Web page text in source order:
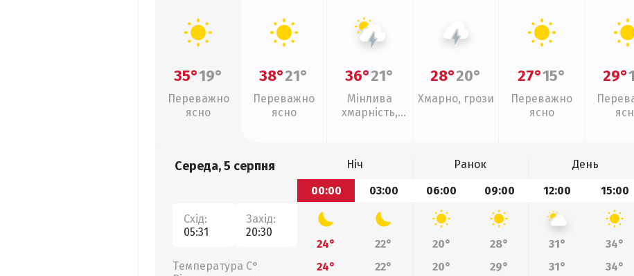
35°19°
Переважно
ясно
38°21°
Переважно
ясно
36°21°
Мінлива
хмарність,
28°20°
Хмарно, грози
27°15°
Переважно
ясно
29°
Середа, 5 серпня
Схід:
05:31
Захід:
20:30
Температура С°
Ніч Ранок День
00:00
03:00 06:00 09:00 12:00 15:00
24° 22° 20° 28° 31° 34°
24°
22° 20° 29° 31° 34°